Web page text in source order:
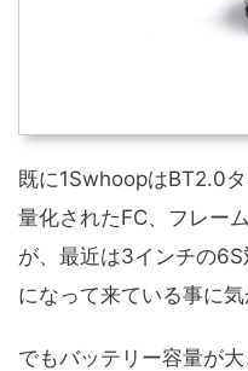
既に1SwhoopはBT2.0
量化されたFC、フレー
が、最近は3インチの
になって来ている事に気
でもバッテリー容量が